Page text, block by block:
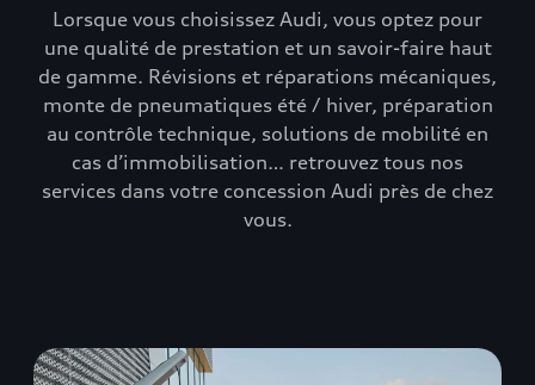
Lorsque vous choisissez Audi, vous optez pour
une qualité de prestation et un savoir-faire haut
de gamme. Révisions et réparations mécaniques,
monte de pneumatiques été / hiver, préparation
au contrôle technique, solutions de mobilité en
cas d’immobilisation… retrouvez tous nos
services dans votre concession Audi près de chez
vous.